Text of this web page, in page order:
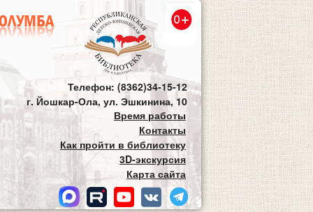
Телефон: (8362)34-15-12
г. Йошкар-Ола, ул. Эшкинина, 10
Время работы
Контакты
Как пройти в библиотеку
3D-экскурсия
Карта сайта